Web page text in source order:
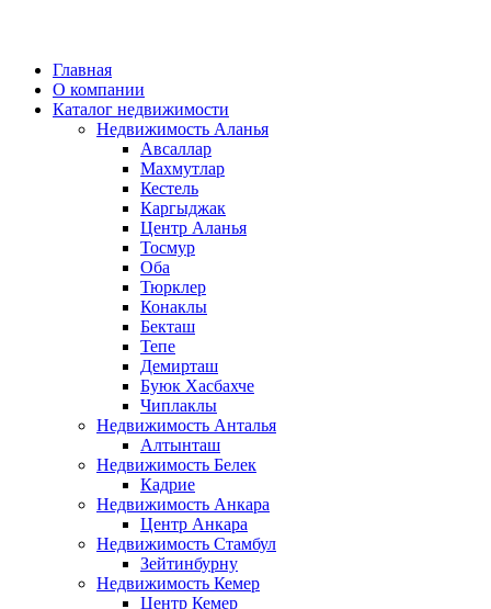
Главная
О компании
Каталог недвижимости
Недвижимость Аланья
Авсаллар
Махмутлар
Кестель
Каргыджак
Центр Аланья
Тосмур
Оба
Тюрклер
Конаклы
Бекташ
Тепе
Демирташ
Буюк Хасбахче
Чиплаклы
Недвижимость Анталья
Алтынташ
Недвижимость Белек
Кадрие
Недвижимость Анкара
Центр Анкара
Недвижимость Стамбул
Зейтинбурну
Недвижимость Кемер
Центр Кемер